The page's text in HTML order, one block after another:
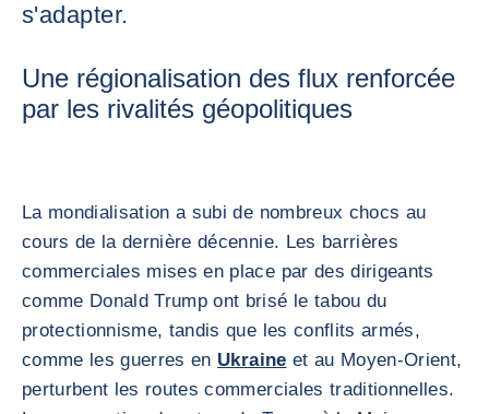
s'adapter.
Une régionalisation des flux renforcée
par les rivalités géopolitiques
La mondialisation a subi de nombreux chocs au
cours de la dernière décennie. Les barrières
commerciales mises en place par des dirigeants
comme Donald Trump ont brisé le tabou du
protectionnisme, tandis que les conflits armés,
comme les guerres en Ukraine et au Moyen-Orient,
perturbent les routes commerciales traditionnelles.